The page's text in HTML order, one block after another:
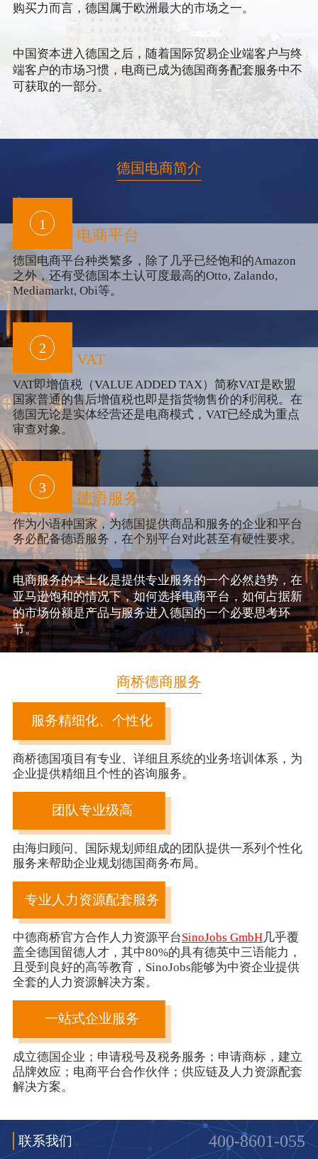
购买力而言，德国属于欧洲最大的市场之一。
中国资本进入德国之后，随着国际贸易企业端客户与终
端客户的市场习惯，电商已成为德国商务配套服务中不
可获取的一部分。
德国电商简介
1
电商平台
德国电商平台种类繁多，除了几乎已经饱和的Amazon
之外，还有受德国本土认可度最高的Otto, Zalando,
Mediamarkt, Obi等。
2
VAT
VAT即增值税（VALUE ADDED TAX）简称VAT是欧盟
国家普通的售后增值税也即是指货物售价的利润税。在
德国无论是实体经营还是电商模式，VAT已经成为重点
审查对象。
3
德语服务
作为小语种国家，为德国提供商品和服务的企业和平台
务必配备德语服务，在个别平台对此甚至有硬性要求。
电商服务的本土化是提供专业服务的一个必然趋势，在
亚马逊饱和的情况下，如何选择电商平台，如何占据新
的市场份额是产品与服务进入德国的一个必要思考环
节。
商桥德商服务
服务精细化、个性化
商桥德国项目有专业、详细且系统的业务培训体系，为
企业提供精细且个性的咨询服务。
团队专业级高
由海归顾问、国际规划师组成的团队提供一系列个性化
服务来帮助企业规划德国商务布局。
专业人力资源配套服务
中德商桥官方合作人力资源平台SinoJobs GmbH几乎覆
盖全德国留德人才，其中80%的具有德英中三语能力，
且受到良好的高等教育，SinoJobs能够为中资企业提供
全套的人力资源解决方案。
一站式企业服务
成立德国企业；申请税号及税务服务；申请商标，建立
品牌效应；电商平台合作伙伴；供应链及人力资源配套
解决方案。
联系我们 400-8601-055